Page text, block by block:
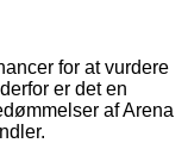
for at vurdere
er det en
af Arena